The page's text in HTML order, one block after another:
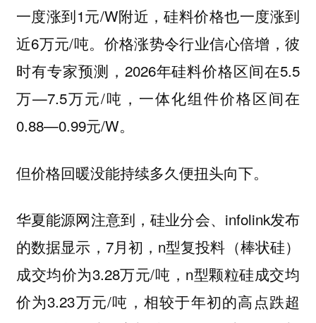
一度涨到1元/W附近，硅料价格也一度涨到
近6万元/吨。价格涨势令行业信心倍增，彼
时有专家预测，2026年硅料价格区间在5.5
万—7.5万元/吨，一体化组件价格区间在
0.88—0.99元/W。
但价格回暖没能持续多久便扭头向下。
华夏能源网注意到，硅业分会、infolink发布
的数据显示，7月初，n型复投料（棒状硅）
成交均价为3.28万元/吨，n型颗粒硅成交均
价为3.23万元/吨，相较于年初的高点跌超